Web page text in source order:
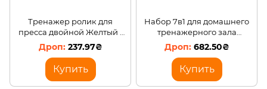
Тренажер ролик для
пресса двойной Желтый /
Х26
237.97₴
Купить
Набор 7в1 для домашнего
тренажерного зала
черный (509/3982)
682.50₴
Купить